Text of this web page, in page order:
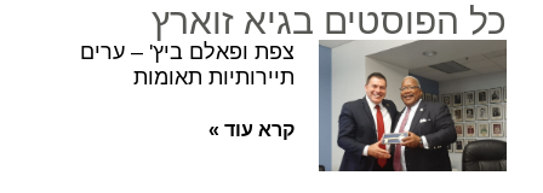
כל הפוסטים בגיא זוארץ
צפת ופאלם ביץ' – ערים
תיירותיות תאומות
קרא עוד »